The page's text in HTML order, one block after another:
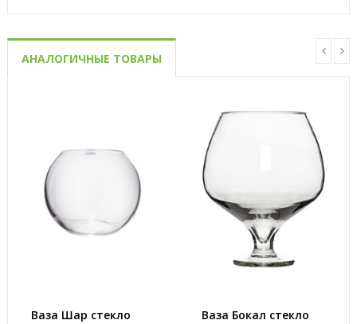
АНАЛОГИЧНЫЕ ТОВАРЫ
Ваза Шар стекло
Ваза Бокал стекло